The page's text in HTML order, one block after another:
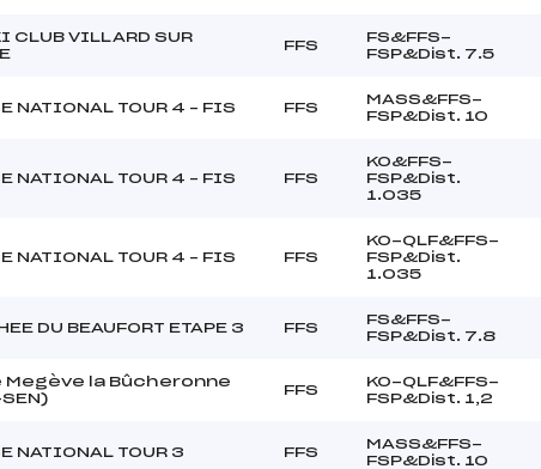
CLUB VILLARD SUR
FFS
FS&FFS-
FSP&Dist. 7.5
NATIONAL TOUR 4 – FIS FFS
MASS&FFS-
FSP&Dist. 10
NATIONAL TOUR 4 – FIS FFS
KO&FFS-
FSP&Dist.
1.035
NATIONAL TOUR 4 – FIS FFS
KO-QLF&FFS-
FSP&Dist.
1.035
DU BEAUFORT ETAPE 3 FFS
FS&FFS-
FSP&Dist. 7.8
Megève la Bûcheronne
FFS
KO-QLF&FFS-
FSP&Dist. 1,2
NATIONAL TOUR 3 FFS
MASS&FFS-
FSP&Dist. 10